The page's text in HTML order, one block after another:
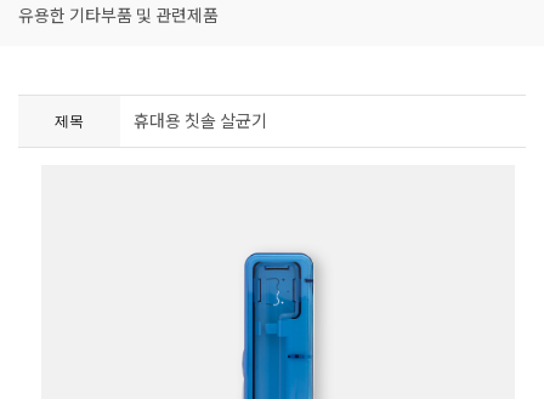
유용한 기타부품 및 관련제품
제목 휴대용 칫솔 살균기